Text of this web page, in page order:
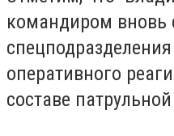
командиром вновь
оперативного
составе